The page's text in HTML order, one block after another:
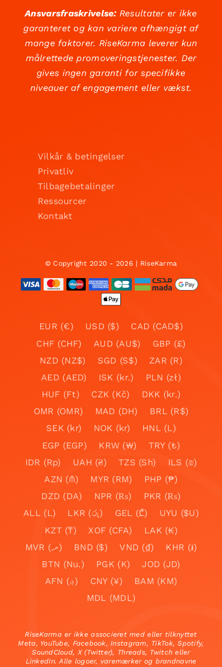
Ansvarsfraskrivelse:Resultater er ikke
garanteret og kan variere afhængigt af
mange faktorer. RiseKarma leverer kun
målrettede promoveringstjenester. Der
gives ingen garanti for specifikke
niveauer af engagement eller vækst.
Vilkår & betingelser
Privatliv
Tilbagebetalinger
Ressourcer
Kontakt
© Copyright 2020 - 2026 | RiseKarma
EUR (€) USD ($)
CAD (CAD$)
CHF (CHF)
AUD (AU$)
GBP (£)
NZD (NZ$)
SGD (S$)
ZAR (R)
AED (AED)
ISK (kr.)
PLN (zł)
HUF (Ft)
CZK (Kč)
DKK (kr.)
OMR (OMR)
MAD (DH)
BRL (R$)
SEK (kr)
NOK (kr)
HNL (L)
EGP (EGP)
KRW (₩)
TRY (₺)
IDR (Rp)
UAH (₴) TZS (Sh)
ILS (₪)
AZN (₼)
MYR (RM)
PHP (₱)
DZD (DA)
NPR (₨)
PKR (₨)
ALL (L)
LKR (රු) GEL (₾)
UYU ($U)
KZT (₸)
XOF (CFA)
LAK (₭)
MVR (.ރ)
BND ($) VND (₫)
KHR (៛)
BTN (Nu.)
PGK (K)
JOD (JD)
AFN (؋)
CNY (¥)
BAM (KM)
MDL (MDL)
RiseKarma er ikke associeret med eller tilknyttet
Meta, YouTube, Facebook, Instagram, TikTok, Spotify,
SoundCloud, X (Twitter), Threads, Twitch eller
LinkedIn. Alle logoer, varemærker og brandnavne